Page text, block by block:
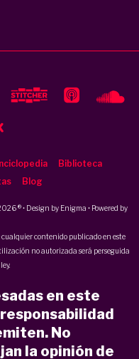
Biblioteca
Blog
® • Design by Enigma • Powered by
contenido publicado en este
no autorizada será perseguida
en este
No
la opinión de